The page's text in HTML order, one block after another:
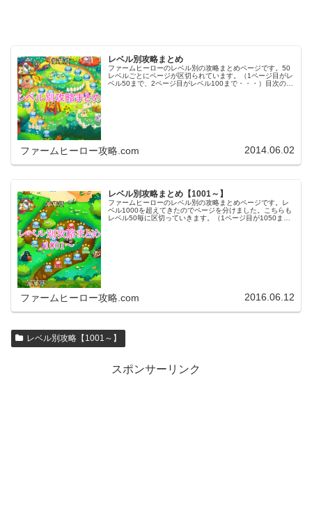
レベル別攻略まとめ
ファームヒーローのレベル別の攻略まとめページです。50
レベルごとにページが区切られています。（1ページ目がレ
ベル50まで、2ページ目がレベル100まで・・・）目次のリ
ファームヒーロー攻略.com 2014.06.02
レベル別攻略まとめ【1001～】
ファームヒーローのレベル別の攻略まとめページです。レ
ベル1000を超えてきたのでページを分けました。こちらも
レベル50毎に区切っていきます。（1ページ目が1050ま
ファームヒーロー攻略.com 2016.06.12
レベル別攻略【1001～】
スポンサーリンク